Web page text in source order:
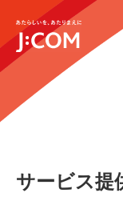
サービス提